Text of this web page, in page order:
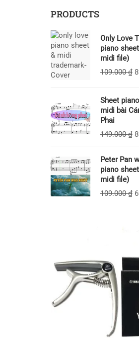
PRODUCTS
Only Love
piano
midi file)
109.000₫
Sheet
midi bài
Phai
149.000₫
Peter Pan
piano
midi file)
109.000₫